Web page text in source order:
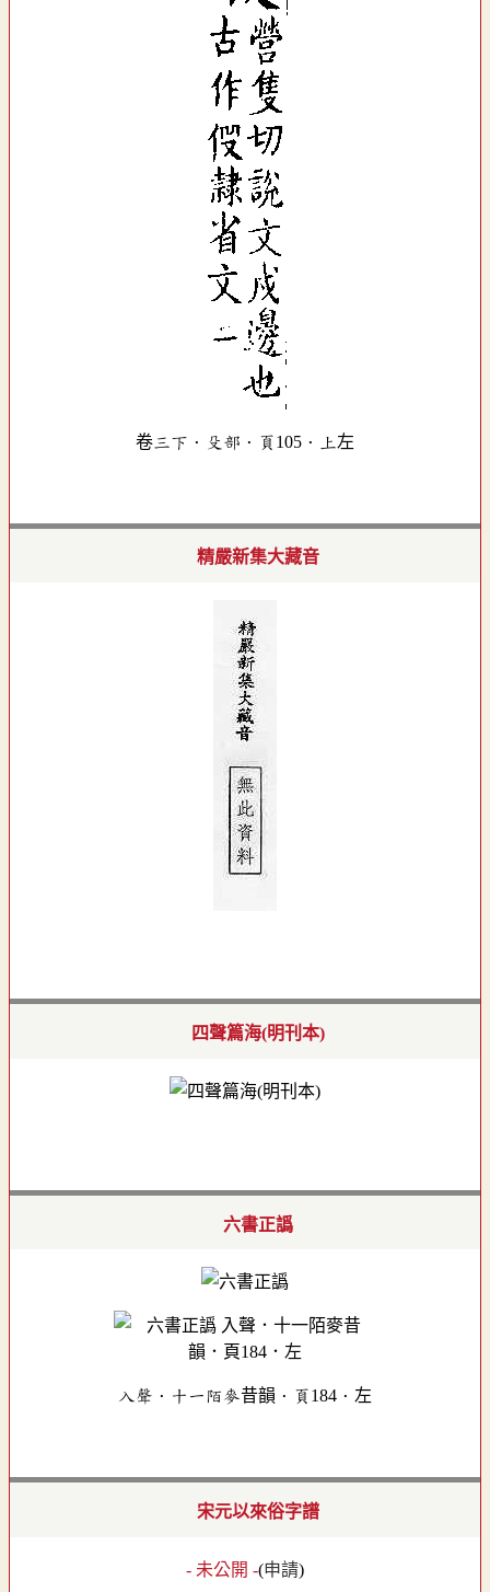
卷三下．殳部．頁105．上左
精嚴新集大藏音
四聲篇海(明刊本)
六書正譌
入聲．十一陌麥昔韻．頁184．左
宋元以來俗字譜
- 未公開 -(申請)